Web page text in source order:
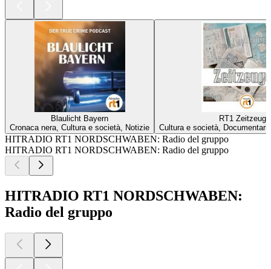
Blaulicht Bayern
Cronaca nera, Cultura e società, Notizie
RT1
Cultura e società,
HITRADIO RT1 NORDSCHWABEN: Radio del gruppo
HITRADIO RT1 NORDSCHWABEN: Radio del gruppo
HITRADIO RT1 NORDSCHWABEN:
Radio del gruppo